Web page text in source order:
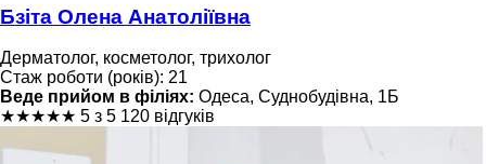
Бзіта Олена Анатоліївна
Дерматолог, косметолог, трихолог
Стаж роботи (років): 21
Веде прийом в філіях: Одеса, Суднобудівна, 1Б
★★★★★ 5 з 5 120 відгуків